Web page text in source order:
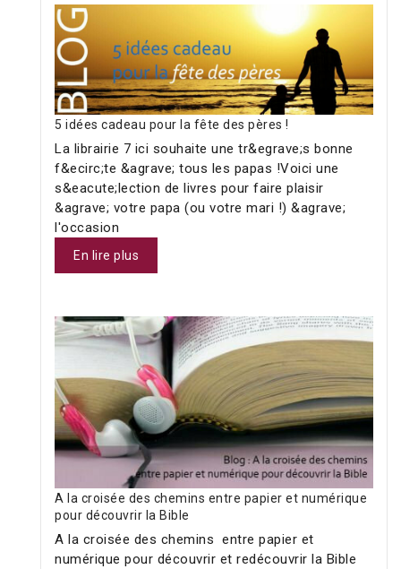
5 idées cadeau pour la fête des pères !
La librairie 7 ici souhaite une tr&egrave;s bonne
f&ecirc;te &agrave; tous les papas !Voici une
s&eacute;lection de livres pour faire plaisir
&agrave; votre papa (ou votre mari !) &agrave;
l'occasion
En lire plus
A la croisée des chemins entre papier et numérique
pour découvrir la Bible
A la croisée des chemins entre papier et
numérique pour découvrir et redécouvrir la Bible